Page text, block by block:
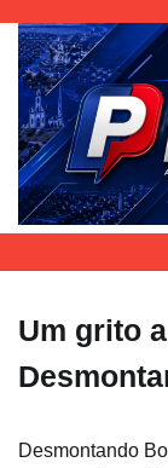
content
Um grito
Desmontando